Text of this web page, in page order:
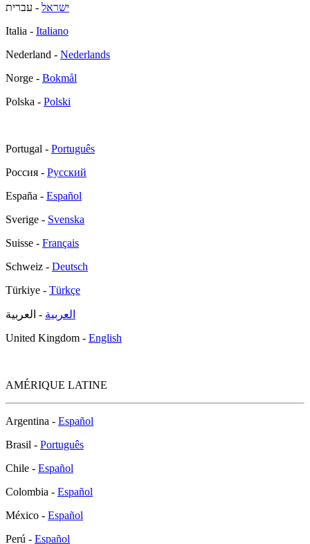
ישראל - עברית
Italia - Italiano
Nederland - Nederlands
Norge - Bokmål
Polska - Polski
Portugal - Português
Россия - Русский
España - Español
Sverige - Svenska
Suisse - Français
Schweiz - Deutsch
Türkiye - Türkçe
العربية - العربية
United Kingdom - English
AMÉRIQUE LATINE
Argentina - Español
Brasil - Português
Chile - Español
Colombia - Español
México - Español
Perú - Español